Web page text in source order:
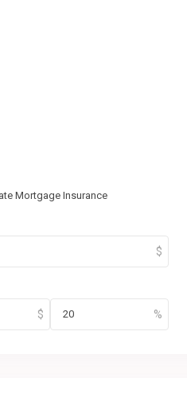
Mortgage Insurance